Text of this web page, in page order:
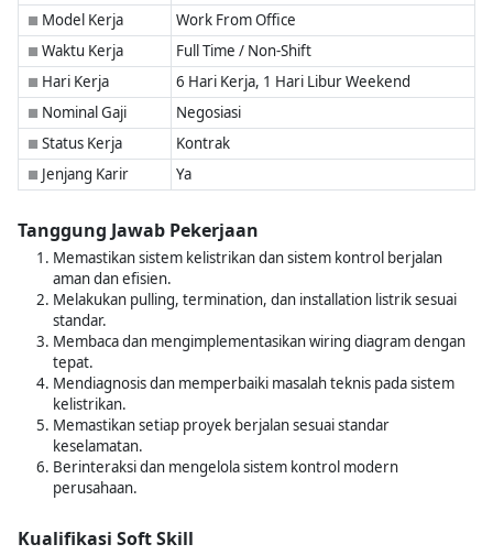
■ Model Kerja Work From Office
■ Waktu Kerja Full Time / Non-Shift
■ Hari Kerja 6 Hari Kerja, 1 Hari Libur Weekend
■ Nominal Gaji Negosiasi
■ Status Kerja Kontrak
■ Jenjang Karir Ya
Tanggung Jawab Pekerjaan
Memastikan sistem kelistrikan dan sistem kontrol berjalan
aman dan efisien.
Melakukan pulling, termination, dan installation listrik sesuai
standar.
Membaca dan mengimplementasikan wiring diagram dengan
tepat.
Mendiagnosis dan memperbaiki masalah teknis pada sistem
kelistrikan.
Memastikan setiap proyek berjalan sesuai standar
keselamatan.
Berinteraksi dan mengelola sistem kontrol modern
perusahaan.
Kualifikasi Soft Skill